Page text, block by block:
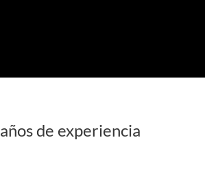
años de experiencia